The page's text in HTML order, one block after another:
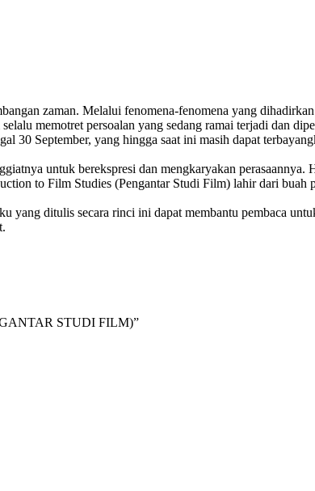
zaman. Melalui fenomena-fenomena yang
memotret persoalan yang sedang ramai terjadi dan
30 September, yang hingga saat ini masih dapat
untuk berekspresi dan mengkaryakan
to Film Studies (Pengantar Studi Film) lahir dari
ditulis secara rinci ini dapat membantu pembaca
STUDI FILM)”